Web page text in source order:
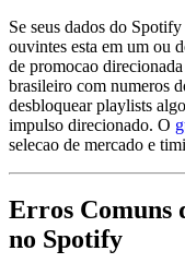
Se seus dados do
ouvintes esta em um ou
de promocao
brasileiro com numeros
desbloquear playlists
impulso direcionado. O
selecao de mercado e
Erros Comuns
no Spotify